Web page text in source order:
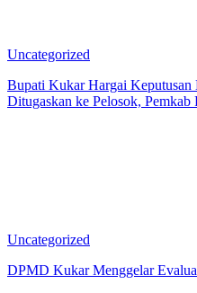
Uncategorized
Bupati Kukar Hargai Keputusan
Ditugaskan ke Pelosok, Pemkab
Uncategorized
DPMD Kukar Menggelar